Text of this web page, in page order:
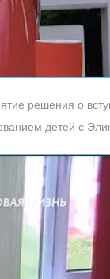
решения о
детей с